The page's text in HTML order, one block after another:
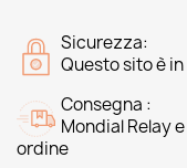
Sicurezza:
Questo sito è
Consegna :
Mondial Relay
ordine